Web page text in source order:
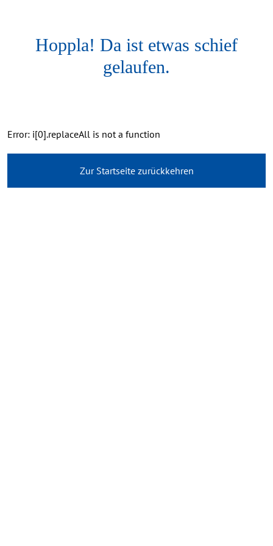
Hoppla! Da ist etwas schief
gelaufen.
Error: i[0].replaceAll is not a function
Zur Startseite zurückkehren